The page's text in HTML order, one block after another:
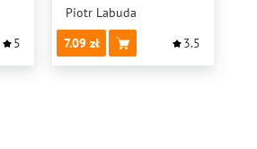
5
Piotr Labuda
7.09
3.5